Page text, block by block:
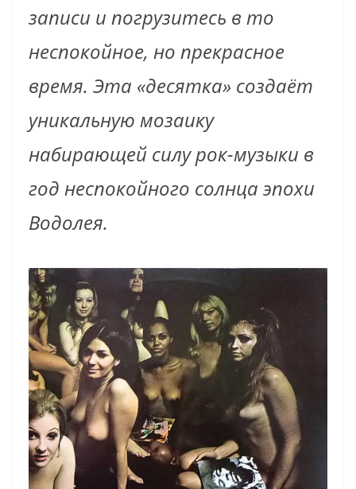
записи и погрузитесь в то
неспокойное, но прекрасное
время. Эта «десятка» создаёт
уникальную мозаику
набирающей силу рок-музыки в
год неспокойного солнца эпохи
Водолея.